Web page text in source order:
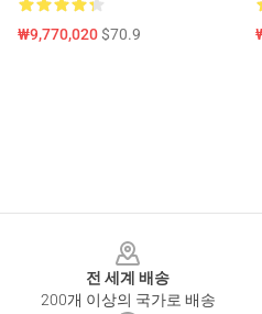
₩9,770,020$70.9
전 세계 배송
200개 이상의 국가로 배송